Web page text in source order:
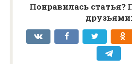
Понравилась статья?
друзьями: